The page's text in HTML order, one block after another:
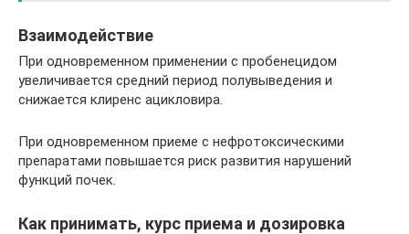
Взаимодействие
При одновременном применении с пробенецидом
увеличивается средний период полувыведения и
снижается клиренс ацикловира.
При одновременном приеме с нефротоксическими
препаратами повышается риск развития нарушений
функций почек.
Как принимать, курс приема и дозировка